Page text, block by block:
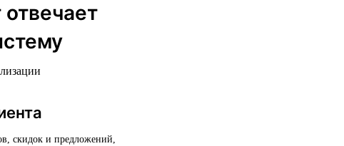
скидок и предложений,